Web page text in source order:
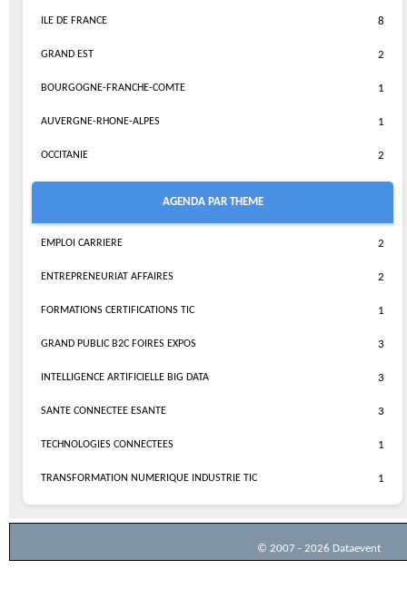
ILE DE FRANCE 8
GRAND EST 2
BOURGOGNE-FRANCHE-COMTE 1
AUVERGNE-RHONE-ALPES 1
OCCITANIE 2
AGENDA PAR THEME
EMPLOI CARRIERE 2
ENTREPRENEURIAT AFFAIRES 2
FORMATIONS CERTIFICATIONS TIC 1
GRAND PUBLIC B2C FOIRES EXPOS 3
INTELLIGENCE ARTIFICIELLE BIG DATA 3
SANTE CONNECTEE ESANTE 3
TECHNOLOGIES CONNECTEES 1
TRANSFORMATION NUMERIQUE INDUSTRIE TIC 1
© 2007 - 2026 Dataevent